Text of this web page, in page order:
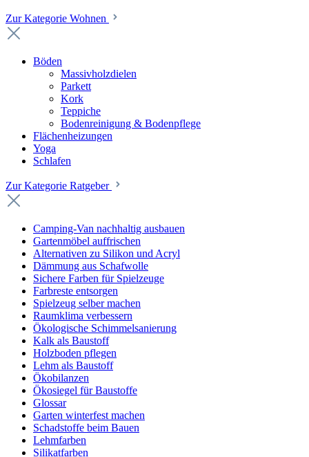
Zur Kategorie Wohnen
Böden
Massivholzdielen
Parkett
Kork
Teppiche
Bodenreinigung & Bodenpflege
Flächenheizungen
Yoga
Schlafen
Zur Kategorie Ratgeber
Camping-Van nachhaltig ausbauen
Gartenmöbel auffrischen
Alternativen zu Silikon und Acryl
Dämmung aus Schafwolle
Sichere Farben für Spielzeuge
Farbreste entsorgen
Spielzeug selber machen
Raumklima verbessern
Ökologische Schimmelsanierung
Kalk als Baustoff
Holzboden pflegen
Lehm als Baustoff
Ökobilanzen
Ökosiegel für Baustoffe
Glossar
Garten winterfest machen
Schadstoffe beim Bauen
Lehmfarben
Silikatfarben